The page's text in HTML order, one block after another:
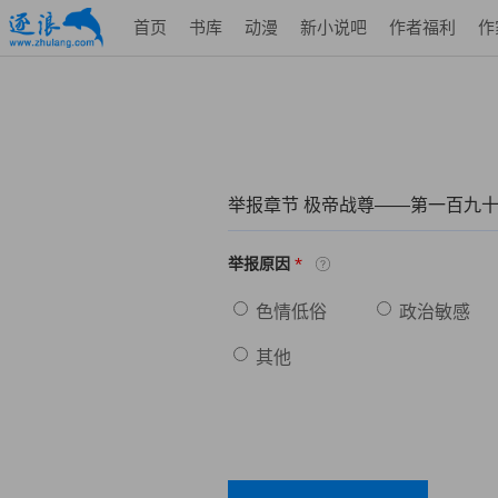
首页 书库 动漫 新小说吧 作者福利 作
举报章节 极帝战尊——第一百九
举报原因 *
色情低俗 政治敏感
其他